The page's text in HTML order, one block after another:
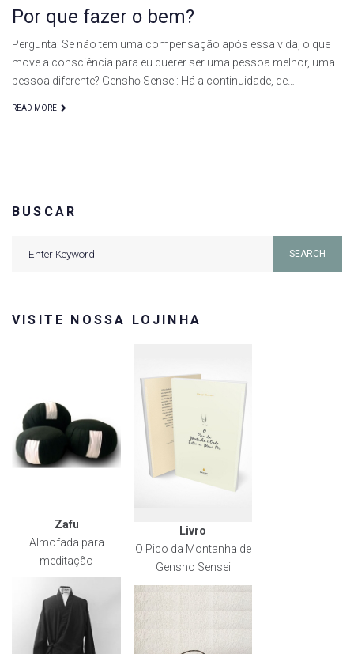
Por que fazer o bem?
Pergunta: Se não tem uma compensação após essa vida, o que
move a consciência para eu querer ser uma pessoa melhor, uma
pessoa diferente? Genshō Sensei: Há a continuidade, de…
READ MORE
BUSCAR
SEARCH
VISITE NOSSA LOJINHA
Zafu
Almofada para
meditação
Livro
O Pico da Montanha de
Gensho Sensei